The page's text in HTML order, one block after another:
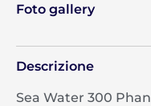
Foto gallery
Descrizione
Sea Water 300